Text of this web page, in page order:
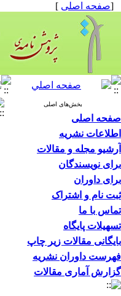
[صفحه اصلی ]
بخش‌های اصلی
صفحه اصلی
اطلاعات نشریه
آرشیو مجله و مقالات
برای نویسندگان
برای داوران
ثبت نام و اشتراک
تماس با ما
تسهیلات پایگاه
بایگانی مقالات زیر چاپ
فهرست داوران نشریه
گزارش آماری مقالات